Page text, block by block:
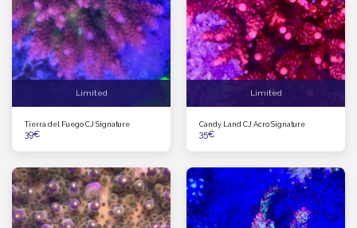
Limited
Tierra del Fuego CJ Signature
39€
Limited
Candy Land CJ Acro Signature
35€